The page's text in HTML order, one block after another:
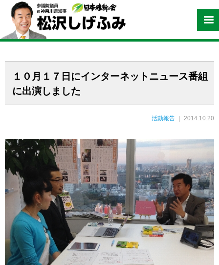
１０月１７日にインターネットニュース番組
に出演しました
活動報告 ｜ 2014.10.20